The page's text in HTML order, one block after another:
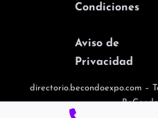
Condiciones
Aviso de
Privacidad
directorio.becondoexpo.com –